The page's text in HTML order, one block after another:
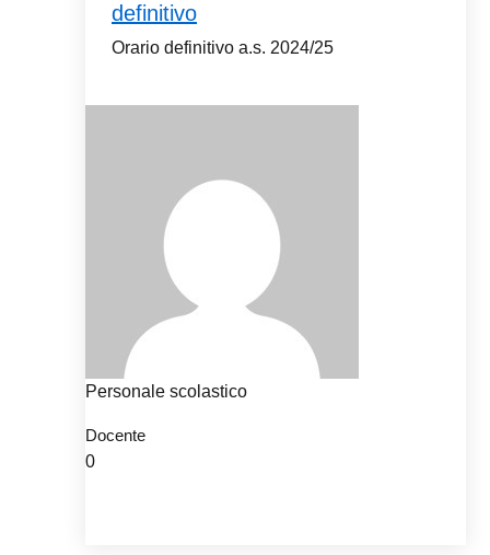
definitivo
Orario definitivo a.s. 2024/25
Personale scolastico
Docente
0